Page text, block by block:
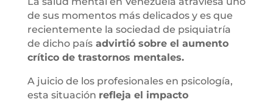
de sus momentos más delicados y es que
recientemente la sociedad de psiquiatría
de dicho paísadvirtió sobre el aumento
crítico de trastornos mentales.
A juicio de los profesionales en psicología,
esta situación refleja el impacto